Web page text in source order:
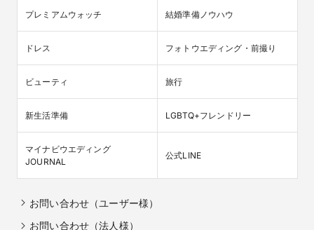
プレミアムウォッチ 結婚準備ノウハウ
ドレス フォトウエディング・前撮り
ビューティ 旅行
新生活準備 LGBTQ+フレンドリー
マイナビウエディング
JOURNAL
公式LINE
お問い合わせ（ユーザー様）
お問い合わせ（法人様）